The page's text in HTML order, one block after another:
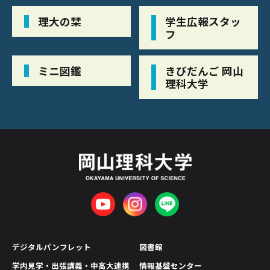
理大の栞
学生広報スタッ
フ
ミニ図鑑
きびだんご 岡山
理科大学
デジタルパンフレット
学内見学・出張講義・中高大連携
図書館
情報基盤センター